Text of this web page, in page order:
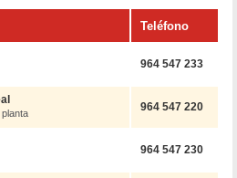
Teléfono
964 547 233
964 547 220
964 547 230